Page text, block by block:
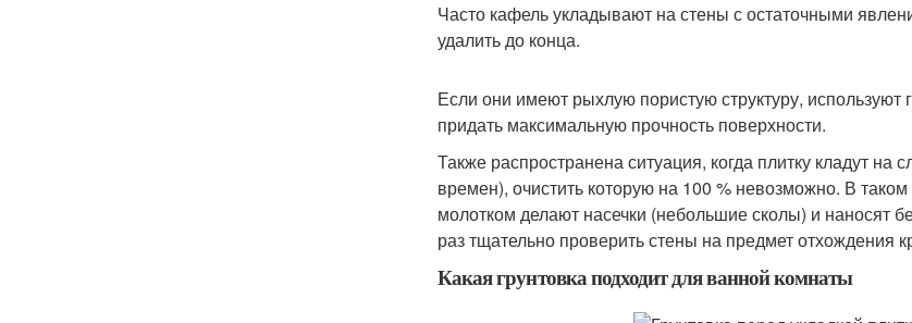
Часто кафель укладывают на стены с остаточными
удалить до конца.
Если они имеют рыхлую пористую структуру, используют
придать максимальную прочность поверхности.
Также распространена ситуация, когда плитку кладут на
времен), очистить которую на 100 % невозможно. В
молотком делают насечки (небольшие сколы) и наносят
раз тщательно проверить стены на предмет отхождения
Какая грунтовка подходит для ванной комнаты